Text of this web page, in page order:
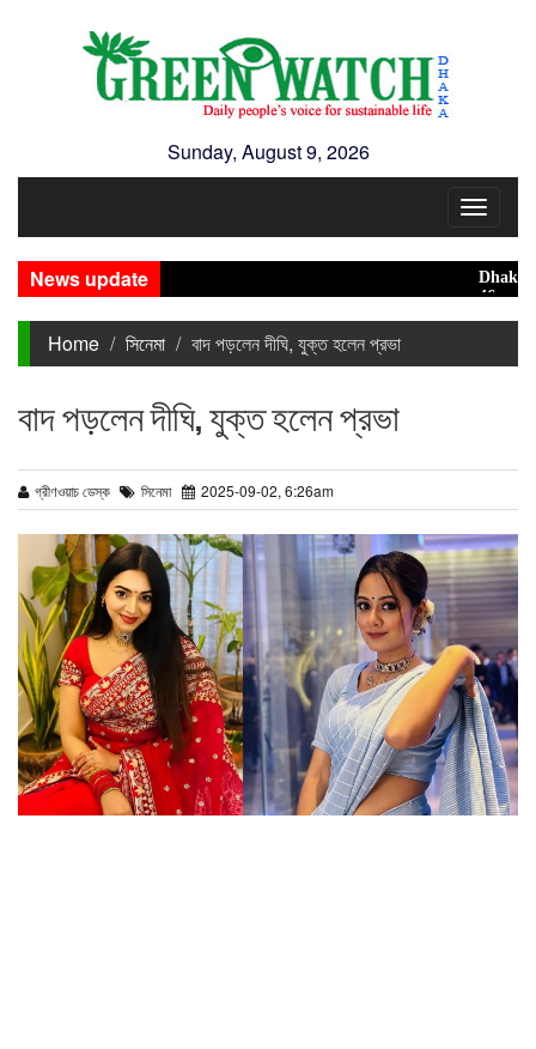
Sunday, August 9, 2026
Toggle
News update
Dhaka
46 maunds
Home সিনেমা বাদ পড়লেন দীঘি, যুক্ত হলেন প্রভা
বাদ পড়লেন দীঘি, যুক্ত হলেন প্রভা
গ্রীণওয়াচ ডেস্ক সিনেমা 2025-09-02, 6:26am